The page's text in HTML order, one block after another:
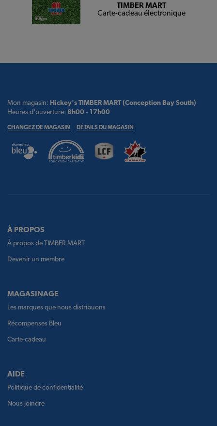
TIMBER MART
Carte-cadeau électronique
Mon magasin: Hickey's TIMBER MART (Conception Bay South)
Heures d'ouverture: 8h00 - 17h00
CHANGEZ DE MAGASIN DÉTAILS DU MAGASIN
À PROPOS
À propos de TIMBER MART
Devenir un membre
MAGASINAGE
Les marques que nous distribuons
Récompenses Bleu
Carte-cadeau
AIDE
Politique de confidentialité
Nous joindre